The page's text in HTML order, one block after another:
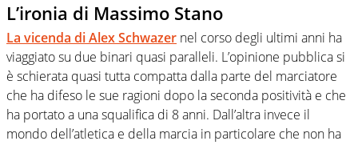
L’ironia di Massimo Stano
La vicenda di Alex Schwazer nel corso degli ultimi anni ha
viaggiato su due binari quasi paralleli. L’opinione pubblica si
è schierata quasi tutta compatta dalla parte del marciatore
che ha difeso le sue ragioni dopo la seconda positività e che
ha portato a una squalifica di 8 anni. Dall’altra invece il
mondo dell’atletica e della marcia in particolare che non ha